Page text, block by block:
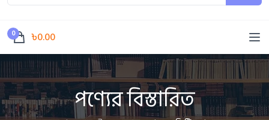
0 ৳0.00
পণ্যের বিস্তারিত